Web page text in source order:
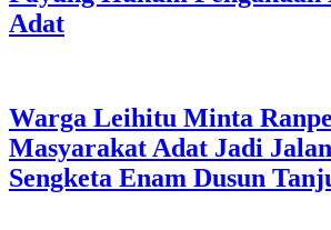
Adat
Warga Leihitu Minta
Masyarakat Adat Jadi
Sengketa Enam Dusun